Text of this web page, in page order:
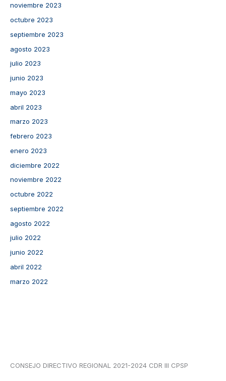
noviembre 2023
octubre 2023
septiembre 2023
agosto 2023
julio 2023
junio 2023
mayo 2023
abril 2023
marzo 2023
febrero 2023
enero 2023
diciembre 2022
noviembre 2022
octubre 2022
septiembre 2022
agosto 2022
julio 2022
junio 2022
abril 2022
marzo 2022
CONSEJO DIRECTIVO REGIONAL 2021-2024 CDR III CPSP